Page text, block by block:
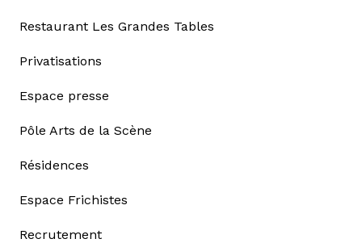
Restaurant Les Grandes Tables
Privatisations
Espace presse
Pôle Arts de la Scène
Résidences
Espace Frichistes
Recrutement